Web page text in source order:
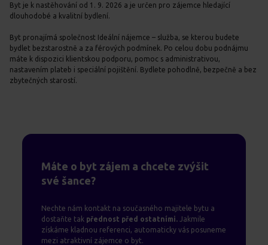
Byt je k nastěhování od 1. 9. 2026 a je určen pro zájemce hledající
dlouhodobé a kvalitní bydlení.
Byt pronajímá společnost Ideální nájemce – služba, se kterou budete
bydlet bezstarostně a za férových podmínek. Po celou dobu podnájmu
máte k dispozici klientskou podporu, pomoc s administrativou,
nastavením plateb i speciální pojištění. Bydlete pohodlně, bezpečně a bez
zbytečných starostí.
Máte o byt zájem a chcete zvýšit
své šance?
Nechte nám kontakt na současného majitele bytu a
dostaňte tak přednost před ostatními. Jakmile
získáme kladnou referenci, automaticky vás posuneme
mezi atraktivní zájemce o byt.